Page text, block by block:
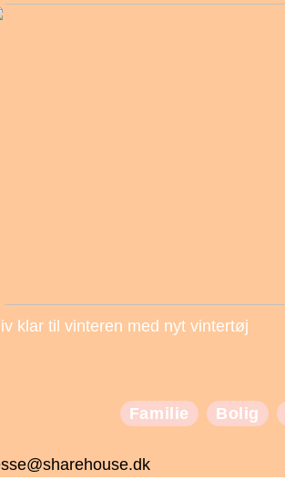
klar til vinteren med nyt vintertøj
Familie Bolig